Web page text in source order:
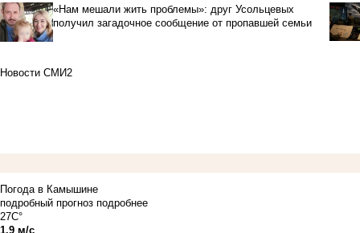
«Нам мешали жить проблемы»: друг Усольцевых
получил загадочное сообщение от пропавшей семьи
Новости СМИ2
Погода в Камышине
подробный прогноз подробнее
27C°
1.9 м/с